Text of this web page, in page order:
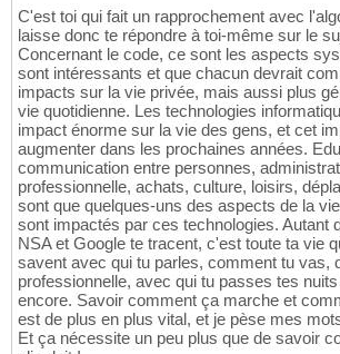
C'est toi qui fait un rapprochement avec
laisse donc te répondre à toi-même sur le
Concernant le code, ce sont les aspects
sont intéressants et que chacun devrait
impacts sur la vie privée, mais aussi plus
vie quotidienne. Les technologies
impact énorme sur la vie des gens, et cet
augmenter dans les prochaines années.
communication entre personnes,
professionnelle, achats, culture, loisirs,
sont que quelques-uns des aspects de la
sont impactés par ces technologies. Autant
NSA et Google te tracent, c'est toute ta vie
savent avec qui tu parles, comment tu vas,
professionnelle, avec qui tu passes tes
encore. Savoir comment ça marche et
est de plus en plus vital, et je pèse mes
Et ça nécessite un peu plus que de savoir